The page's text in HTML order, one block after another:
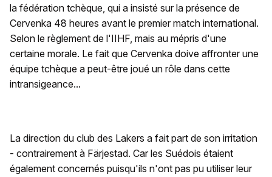
la fédération tchèque, qui a insisté sur la présence de
Cervenka 48 heures avant le premier match international.
Selon le règlement de l'IIHF, mais au mépris d'une
certaine morale. Le fait que Cervenka doive affronter une
équipe tchèque a peut-être joué un rôle dans cette
intransigeance...
La direction du club des Lakers a fait part de son irritation
- contrairement à Färjestad. Car les Suédois étaient
également concernés puisqu'ils n'ont pas pu utiliser leur